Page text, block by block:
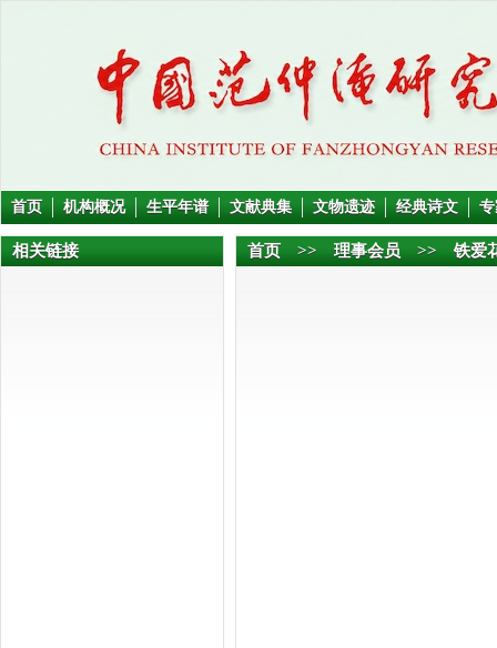
首页 机构概况 生平年谱 文献典集 文物遗迹 经典诗文
相关链接 首页 >> 理事会员 >> 铁爱